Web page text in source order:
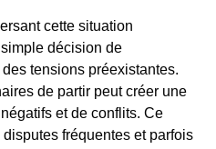
cette situation
décision de
tensions préexistantes.
de partir peut créer une
et de conflits. Ce
fréquentes et parfois